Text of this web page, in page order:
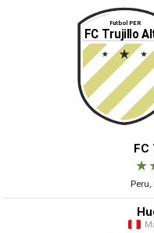
FC
★
Peru,